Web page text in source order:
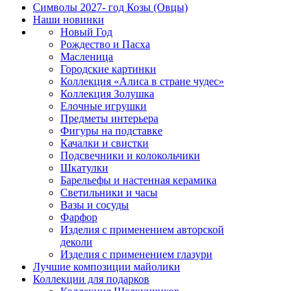
Символы 2027- год Козы (Овцы)
Наши новинки
Новый Год
Рождество и Пасха
Масленица
Городские картинки
Коллекция «Алиса в стране чудес»
Коллекция Золушка
Елочные игрушки
Предметы интерьера
Фигуры на подставке
Качалки и свистки
Подсвечники и колокольчики
Шкатулки
Барельефы и настенная керамика
Светильники и часы
Вазы и сосуды
Фарфор
Изделия с применением авторской
деколи
Изделия с применением глазури
Лучшие композиции майолики
Коллекции для подарков